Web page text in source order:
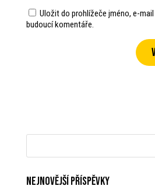
Uložit do prohlížeče jméno, e-
budoucí komentáře.
Nejnovější příspěvky